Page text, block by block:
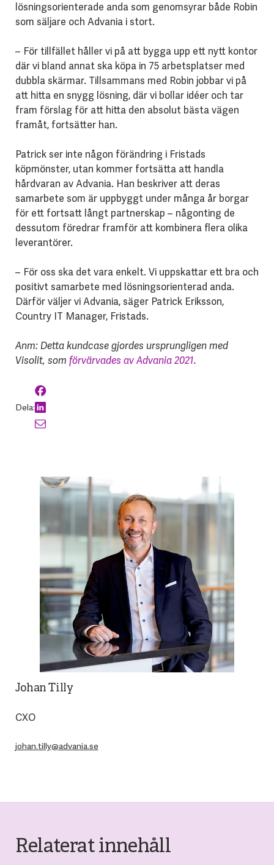
lösningsorienterade anda som genomsyrar både Robin
som säljare och Advania i stort.
– För tillfället håller vi på att bygga upp ett nytt kontor
där vi bland annat ska köpa in 75 arbetsplatser med
dubbla skärmar. Tillsammans med Robin jobbar vi på
att hitta en snygg lösning, där vi bollar idéer och tar
fram förslag för att hitta den absolut bästa vägen
framåt, fortsätter han.
Patrick ser inte någon förändring i Fristads
köpmönster, utan kommer fortsätta att handla
hårdvaran av Advania. Han beskriver att deras
samarbete som är uppbyggt under många år borgar
för ett fortsatt långt partnerskap – någonting de
dessutom föredrar framför att kombinera flera olika
leverantörer.
– För oss ska det vara enkelt. Vi uppskattar ett bra och
positivt samarbete med lösningsorienterad anda.
Därför väljer vi Advania, säger Patrick Eriksson,
Country IT Manager, Fristads.
Anm: Detta kundcase gjordes ursprungligen med
Visolit, som förvärvades av Advania 2021.
Dela:
Johan Tilly
CXO
johan.tilly@advania.se
Relaterat innehåll